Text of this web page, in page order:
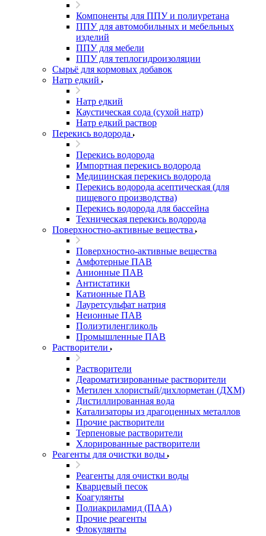
Компоненты для ППУ и полиуретана
ППУ для автомобильных и мебельных
изделий
ППУ для мебели
ППУ для теплогидроизоляции
Сырьё для кормовых добавок
Натр едкий
Натр едкий
Каустическая сода (сухой натр)
Натр едкий раствор
Перекись водорода
Перекись водорода
Импортная перекись водорода
Медицинская перекись водорода
Перекись водорода асептическая (для
пищевого производства)
Перекись водорода для бассейна
Техническая перекись водорода
Поверхностно-активные вещества
Поверхностно-активные вещества
Амфотерные ПАВ
Анионные ПАВ
Антистатики
Катионные ПАВ
Лауретсульфат натрия
Неионные ПАВ
Полиэтиленгликоль
Промышленные ПАВ
Растворители
Растворители
Деароматизированные растворители
Метилен хлористый/дихлорметан (ДХМ)
Дистиллированная вода
Катализаторы из драгоценных металлов
Прочие растворители
Терпеновые растворители
Хлорированные растворители
Реагенты для очистки воды
Реагенты для очистки воды
Кварцевый песок
Коагулянты
Полиакриламид (ПАА)
Прочие реагенты
Флокулянты